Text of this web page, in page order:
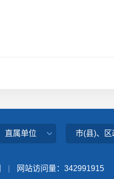
直属单位 市(县)、区
网站访问量： 342991915